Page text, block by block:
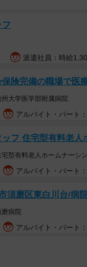
派遣社員：時給
険完備の職場で医
大学医学部附属病院
アルバイト・パート
フ 住宅型有料老人
型有料老人ホームナーシ
アルバイト・パート
須磨区東白川台/病
磨病院
アルバイト・パート